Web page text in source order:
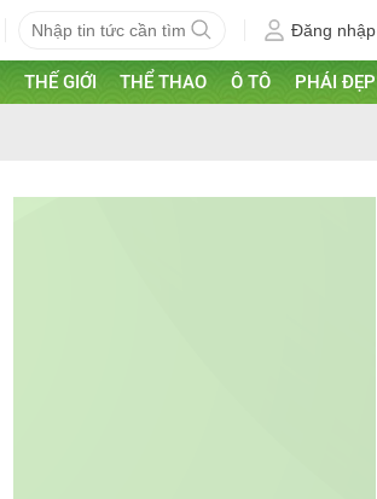
Đăng nhập
THẾ GIỚI THỂ THAO Ô TÔ PHÁI ĐẸP